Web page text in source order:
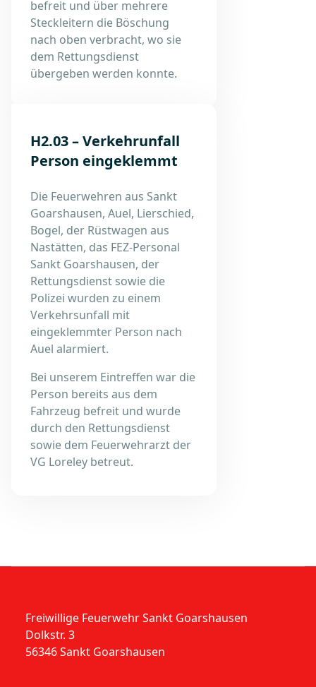
befreit und über mehrere
Steckleitern die Böschung
nach oben verbracht, wo sie
dem Rettungsdienst
übergeben werden konnte.
H2.03 – Verkehrunfall
Person eingeklemmt
Die Feuerwehren aus Sankt
Goarshausen, Auel, Lierschied,
Bogel, der Rüstwagen aus
Nastätten, das FEZ-Personal
Sankt Goarshausen, der
Rettungsdienst sowie die
Polizei wurden zu einem
Verkehrsunfall mit
eingeklemmter Person nach
Auel alarmiert.
Bei unserem Eintreffen war die
Person bereits aus dem
Fahrzeug befreit und wurde
durch den Rettungsdienst
sowie dem Feuerwehrarzt der
VG Loreley betreut.
Freiwillige Feuerwehr Sankt Goarshausen
Dolkstr. 3
56346 Sankt Goarshausen